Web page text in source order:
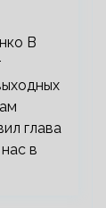
В
глава
в